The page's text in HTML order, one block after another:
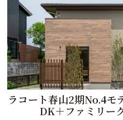
ラコート春山2期No.4モ
DK＋ファミリー